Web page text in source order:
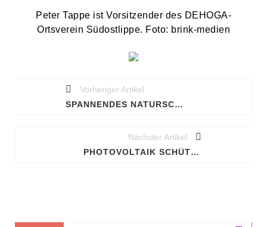
Peter Tappe ist Vorsitzender des DEHOGA-
Ortsverein Südostlippe. Foto: brink-medien
Vorheriger Artikel
SPANNENDES NATURSCHUTZPROJEKT AM WOHNGEBIET SAULSIEK
Nächster Artikel
PHOTOVOLTAIK SCHÜTZT VOR STROMAUSFÄLLEN